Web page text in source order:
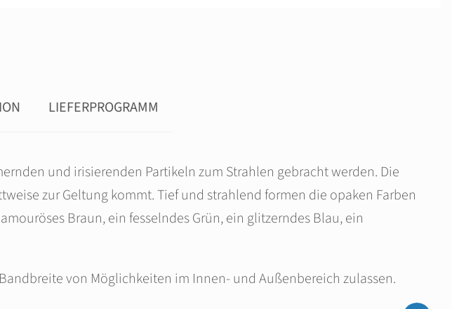
LIEFERPROGRAMM
und irisierenden Partikeln zum Strahlen gebracht werden. Die
zur Geltung kommt. Tief und strahlend formen die opaken Farben
Braun, ein fesselndes Grün, ein glitzerndes Blau, ein
von Möglichkeiten im Innen- und Außenbereich zulassen.